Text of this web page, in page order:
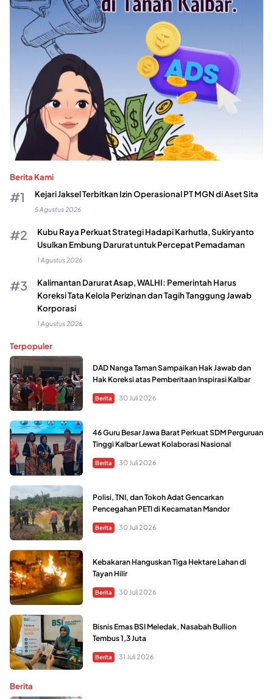
Berita Kami
Kejari Jaksel Terbitkan Izin Operasional PT MGN di Aset Sita
5 Agustus 2026
Kubu Raya Perkuat Strategi Hadapi Karhutla, Sukiryanto
Usulkan Embung Darurat untuk Percepat Pemadaman
1 Agustus 2026
Kalimantan Darurat Asap, WALHI: Pemerintah Harus
Koreksi Tata Kelola Perizinan dan Tagih Tanggung Jawab
Korporasi
1 Agustus 2026
Terpopuler
DAD Nanga Taman Sampaikan Hak Jawab dan
Hak Koreksi atas Pemberitaan Inspirasi Kalbar
Berita 30 Juli 2026
46 Guru Besar Jawa Barat Perkuat SDM Perguruan
Tinggi Kalbar Lewat Kolaborasi Nasional
Berita 30 Juli 2026
Polisi, TNI, dan Tokoh Adat Gencarkan
Pencegahan PETI di Kecamatan Mandor
Berita 30 Juli 2026
Kebakaran Hanguskan Tiga Hektare Lahan di
Tayan Hilir
Berita 30 Juli 2026
Bisnis Emas BSI Meledak, Nasabah Bullion
Tembus 1,3 Juta
Berita 31 Juli 2026
Berita